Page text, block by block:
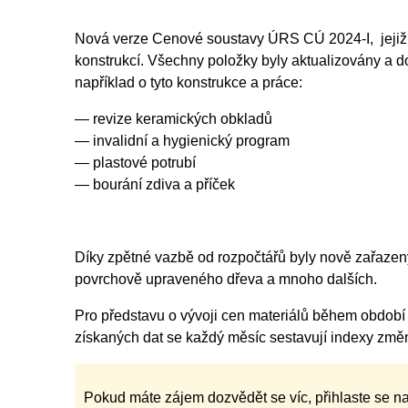
Nová verze Cenové soustavy ÚRS CÚ 2024-I,
konstrukcí. Všechny položky byly aktualizovány a
například o tyto konstrukce a práce:
— revize keramických obkladů
— invalidní a hygienický program
— plastové potrubí
— bourání zdiva a příček
Díky zpětné vazbě od rozpočtářů byly nově
povrchově upraveného dřeva a mnoho dalších.
Pro představu o vývoji cen materiálů během
získaných dat se každý měsíc sestavují indexy
Pokud máte zájem dozvědět se víc, přihlaste se